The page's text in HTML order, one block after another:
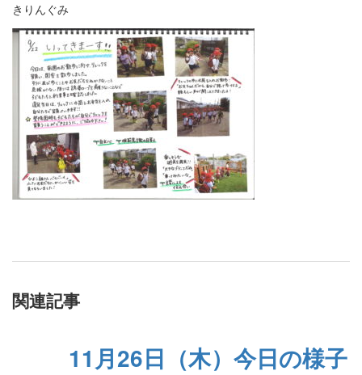
きりんぐみ
関連記事
11月26日（木）今日の様子